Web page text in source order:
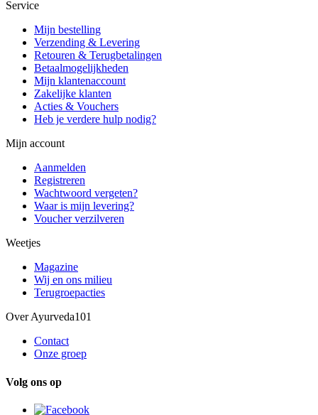
Service
Mijn bestelling
Verzending & Levering
Retouren & Terugbetalingen
Betaalmogelijkheden
Mijn klantenaccount
Zakelijke klanten
Acties & Vouchers
Heb je verdere hulp nodig?
Mijn account
Aanmelden
Registreren
Wachtwoord vergeten?
Waar is mijn levering?
Voucher verzilveren
Weetjes
Magazine
Wij en ons milieu
Terugroepacties
Over Ayurveda101
Contact
Onze groep
Volg ons op